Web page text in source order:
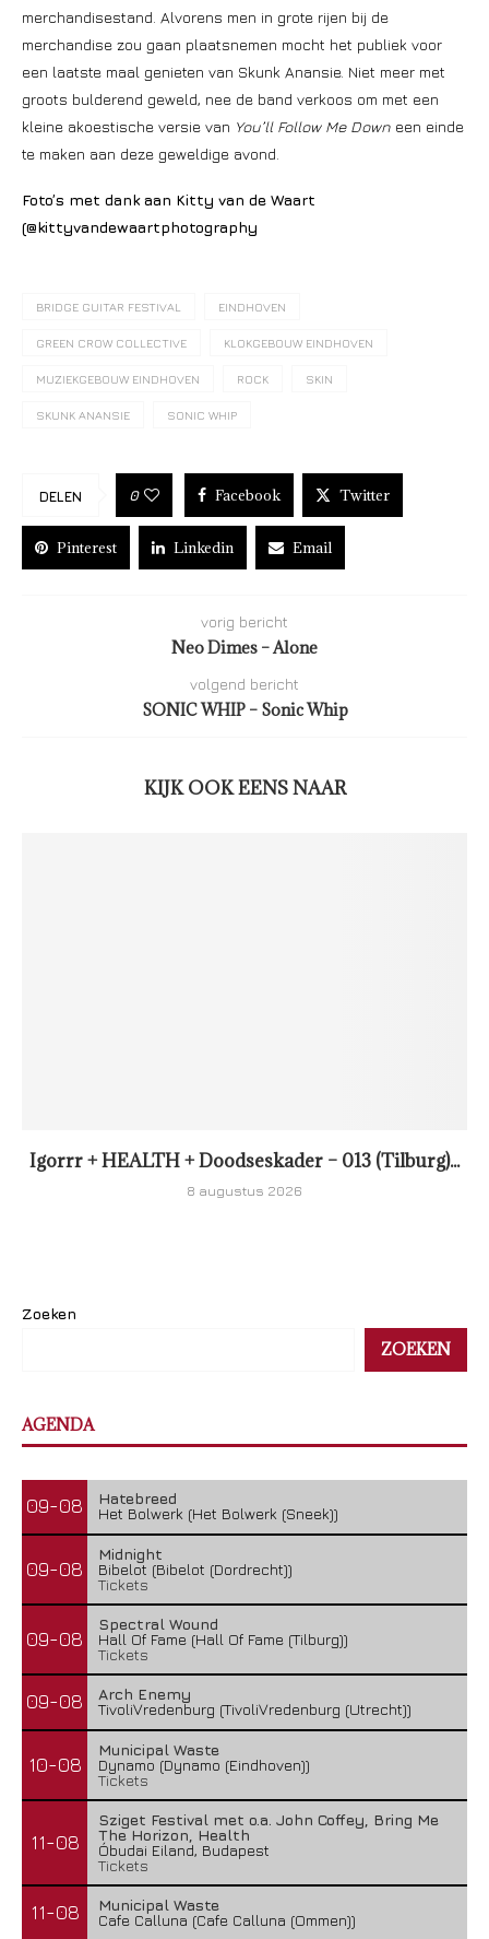
merchandisestand. Alvorens men in grote rijen bij de
merchandise zou gaan plaatsnemen mocht het publiek voor
een laatste maal genieten van Skunk Anansie. Niet meer met
groots bulderend geweld, nee de band verkoos om met een
kleine akoestische versie van You’ll Follow Me Down een einde
te maken aan deze geweldige avond.
Foto’s met dank aan Kitty van de Waart
(@kittyvandewaartphotography
BRIDGE GUITAR FESTIVAL EINDHOVEN
GREEN CROW COLLECTIVE KLOKGEBOUW EINDHOVEN
MUZIEKGEBOUW EINDHOVEN ROCK SKIN
SKUNK ANANSIE SONIC WHIP
DELEN 0 Facebook Twitter
Pinterest Linkedin Email
vorig bericht
Neo Dimes – Alone
volgend bericht
SONIC WHIP – Sonic Whip
KIJK OOK EENS NAAR
Igorrr + HEALTH + Doodseskader – 013 (Tilburg)...
8 augustus 2026
Zoeken
ZOEKEN
AGENDA
09-08
Hatebreed
Het Bolwerk (Het Bolwerk (Sneek))
09-08
Midnight
Bibelot (Bibelot (Dordrecht))
Tickets
09-08
Spectral Wound
Hall Of Fame (Hall Of Fame (Tilburg))
Tickets
09-08
Arch Enemy
TivoliVredenburg (TivoliVredenburg (Utrecht))
10-08
Municipal Waste
Dynamo (Dynamo (Eindhoven))
Tickets
11-08
Sziget Festival met o.a. John Coffey, Bring Me
The Horizon, Health
Óbudai Eiland, Budapest
Tickets
11-08
Municipal Waste
Cafe Calluna (Cafe Calluna (Ommen))